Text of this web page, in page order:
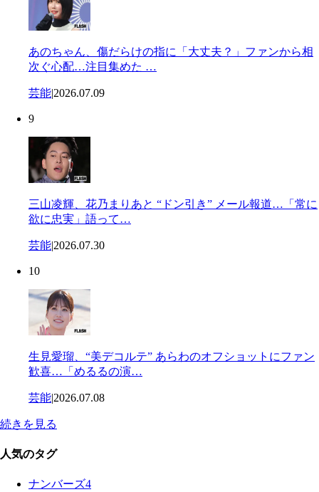
あのちゃん、傷だらけの指に「大丈夫？」ファンから相
次ぐ心配…注目集めた …
芸能|2026.07.09
9
三山凌輝、花乃まりあと “ドン引き” メール報道…「常に
欲に忠実」語って…
芸能|2026.07.30
10
生見愛瑠、“美デコルテ” あらわのオフショットにファン
歓喜…「めるるの演…
芸能|2026.07.08
続きを見る
人気のタグ
ナンバーズ4